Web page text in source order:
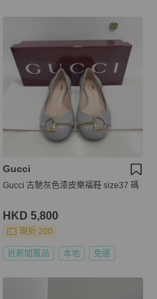
Gucci
Gucci 古馳灰色漆皮樂福鞋 size37 碼
HKD 5,800
現折 200
近新閒置品 本地 免運